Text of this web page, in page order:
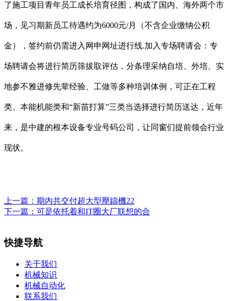
了施工项目青年员工成长培育径图，构成了国内、海外两个市
场，见习期新员工待遇约为6000元/月（不含企业缴纳公积
金），签约前仍需进入网申网址进行线.加入专场聘请会：专
场聘请会将进行简历筛拔取评估，分条理采纳自培、外培、实
地参不雅进修先辈经验、工做等多种培训体例，可正在工程
类、本能机能类和“新苗打算”三类当选择进行简历送达，近年
来，是中建的根本设备专业号码公司，让同窗们提前领会行业
现状。
上一篇： 期內共交付超大型壓鑄機22
下一篇： 可是依托着和IT圈大厂联想的合
快捷导航
关于我们
机械知识
机械自动化
联系我们